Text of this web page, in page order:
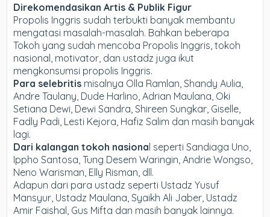
Direkomendasikan Artis & Publik Figur
Propolis Inggris sudah terbukti banyak membantu
mengatasi masalah-masalah. Bahkan beberapa
Tokoh yang sudah mencoba Propolis Inggris, tokoh
nasional, motivator, dan ustadz juga ikut
mengkonsumsi propolis Inggris.
Para selebritis misalnya Olla Ramlan, Shandy Aulia,
Andre Taulany, Dude Harlino, Adrian Maulana, Oki
Setiana Dewi, Dewi Sandra, Shireen Sungkar, Giselle,
Fadly Padi, Lesti Kejora, Hafiz Salim dan masih banyak
lagi.
Dari kalangan tokoh nasional seperti Sandiaga Uno,
Ippho Santosa, Tung Desem Waringin, Andrie Wongso,
Neno Warisman, Elly Risman, dll.
Adapun dari para ustadz seperti Ustadz Yusuf
Mansyur, Ustadz Maulana, Syaikh Ali Jaber, Ustadz
Amir Faishal, Gus Mifta dan masih banyak lainnya.